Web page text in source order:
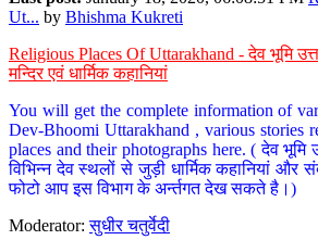
Ut... by Bhishma Kukreti
Religious Places Of Uttarakhand - देव भूमि
मन्दिर एवं धार्मिक कहानियां
You will get the complete information of
Dev-Bhoomi Uttarakhand , various stories
places and their photographs here. ( देव भूमि
विभिन्न देव स्थलों से जुड़ी धार्मिक कहानियां और
फोटो आप इस विभाग के अर्न्तगत देख सकते है।)
Moderator:सुधीर चतुर्वेदी